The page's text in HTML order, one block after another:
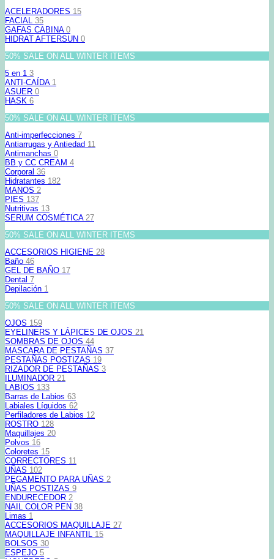
ACELERADORES 15
FACIAL 35
GAFAS CABINA 0
HIDRAT AFTERSUN 0
50% SALE ON ALL WINTER ITEMS
5 en 1 3
ANTI-CAÍDA 1
ASUER 0
HASK 6
50% SALE ON ALL WINTER ITEMS
Anti-imperfecciones 7
Antiarrugas y Antiedad 11
Antimanchas 0
BB y CC CREAM 4
Corporal 36
Hidratantes 182
MANOS 2
PIES 137
Nutritivas 13
SERUM COSMÉTICA 27
50% SALE ON ALL WINTER ITEMS
ACCESORIOS HIGIENE 28
Baño 46
GEL DE BAÑO 17
Dental 7
Depilación 1
50% SALE ON ALL WINTER ITEMS
OJOS 159
EYELINERS Y LÁPICES DE OJOS 21
SOMBRAS DE OJOS 44
MASCARA DE PESTAÑAS 37
PESTAÑAS POSTIZAS 19
RIZADOR DE PESTAÑAS 3
ILUMINADOR 21
LABIOS 133
Barras de Labios 63
Labiales Líquidos 62
Perfiladores de Labios 12
ROSTRO 128
Maquillajes 20
Polvos 16
Coloretes 15
CORRECTORES 11
UÑAS 102
PEGAMENTO PARA UÑAS 2
UÑAS POSTIZAS 9
ENDURECEDOR 2
NAIL COLOR PEN 38
Limas 1
ACCESORIOS MAQUILLAJE 27
MAQUILLAJE INFANTIL 15
BOLSOS 30
ESPEJO 5